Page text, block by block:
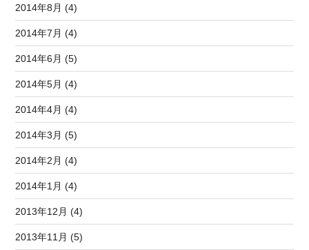
2014年8月 (4)
2014年7月 (4)
2014年6月 (5)
2014年5月 (4)
2014年4月 (4)
2014年3月 (5)
2014年2月 (4)
2014年1月 (4)
2013年12月 (4)
2013年11月 (5)